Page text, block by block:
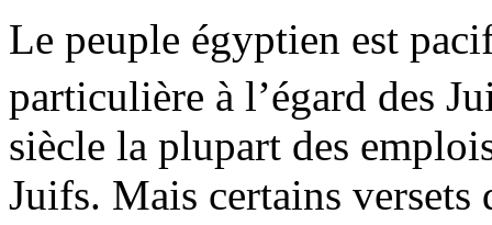
Le peuple égyptien est
particulière à l’égard des
siècle la plupart des
Juifs. Mais certains